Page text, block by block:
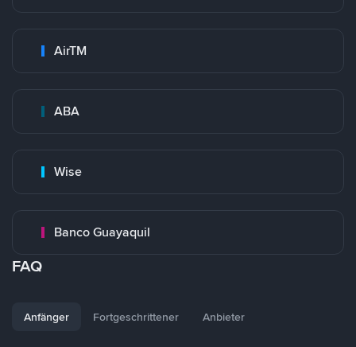
AirTM
ABA
Wise
Banco Guayaquil
FAQ
Anfänger Fortgeschrittener Anbieter